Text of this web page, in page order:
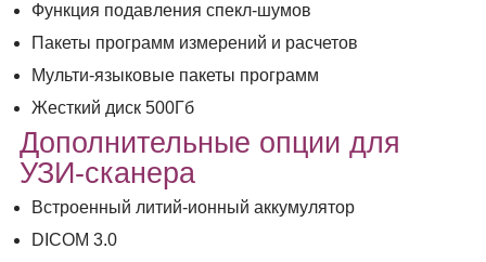
Функция подавления спекл-шумов
Пакеты программ измерений и расчетов
Мульти-языковые пакеты программ
Жесткий диск 500Гб
Дополнительные опции для
УЗИ-сканера
Встроенный литий-ионный аккумулятор
DICOM 3.0